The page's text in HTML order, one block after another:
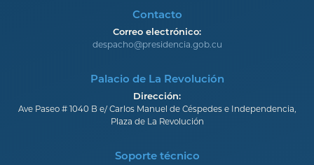
Contacto
Correo electrónico:
despacho@presidencia.gob.cu
Palacio de La Revolución
Dirección:
Ave Paseo # 1040 B e/ Carlos Manuel de Céspedes e Independencia,
Plaza de La Revolución
Soporte técnico